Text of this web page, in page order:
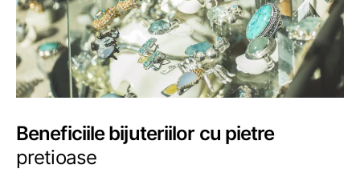
Beneficiile bijuteriilor cu pietre
pretioase